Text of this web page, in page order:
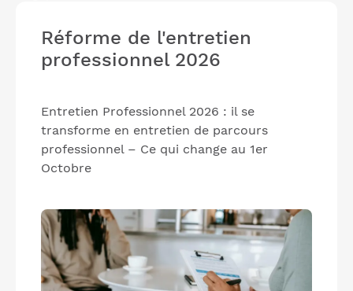
Réforme de l'entretien
professionnel 2026
Entretien Professionnel 2026 : il se
transforme en entretien de parcours
professionnel – Ce qui change au 1er
Octobre